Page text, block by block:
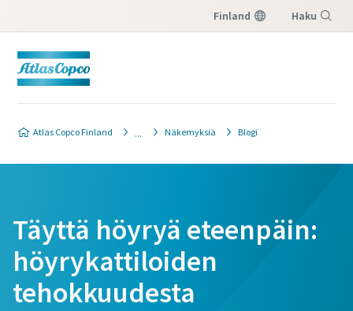
Finland Haku
Atlas Copco Finland Näkemyksiä Blogi
Täyttä höyryä eteenpäin:
höyrykattiloiden
tehokkuudesta